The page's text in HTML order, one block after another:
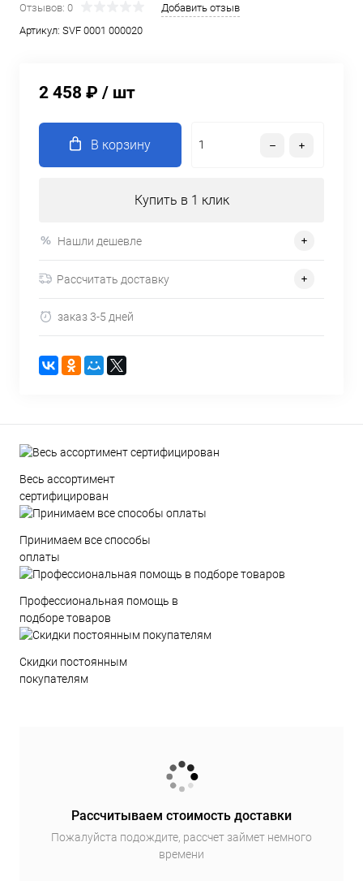
Отзывов: 0
Добавить отзыв
Артикул: SVF 0001 000020
2 458 ₽ / шт
В корзину
Купить в 1 клик
Нашли дешевле
Рассчитать доставку
заказ 3-5 дней
Весь ассортимент
сертифицирован
Принимаем все способы
оплаты
Профессиональная помощь в
подборе товаров
Скидки постоянным
покупателям
Рассчитываем стоимость доставки
Пожалуйста подождите, рассчет займет немного
времени